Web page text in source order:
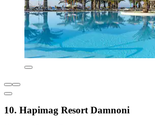
10. Hapimag Resort Damnoni